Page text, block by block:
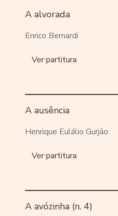
A alvorada
Enrico Bernardi
Ver partitura
A ausência
Henrique Eulálio Gurjão
Ver partitura
A avózinha (n. 4)